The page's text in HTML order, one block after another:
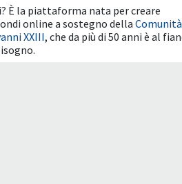
È la piattaforma nata per creare
online a sostegno della Comunità
XXIII, che da più di 50 anni è al